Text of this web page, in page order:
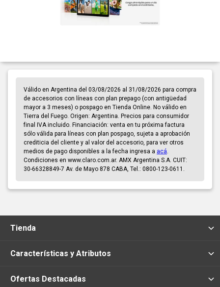
Válido en Argentina del 03/08/2026 al 31/08/2026 para compra
de accesorios con líneas con plan prepago (con antigüedad
mayor a 3 meses) o pospago en Tienda Online. No válido en
Tierra del Fuego. Origen: Argentina. Precios para consumidor
final IVA incluido. Financiación: venta en tu próxima factura
sólo válida para líneas con plan pospago, sujeta a aprobación
crediticia del cliente y al valor del accesorio, para ver otros
medios de pago disponibles a la fecha ingresa a acá
Condiciones en www.claro.com.ar. AMX Argentina S.A. CUIT:
30-66328849-7 Av. de Mayo 878 CABA, Tel.: 0800-123-0611.
Tienda
Características y Atributos
Ofertas Destacadas